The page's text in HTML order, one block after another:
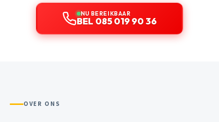
NU BEREIKBAAR
BEL 085 019 90 36
OVER ONS